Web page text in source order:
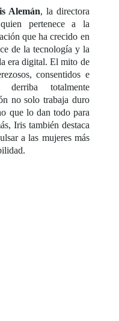
Alemán, la directora
pertenece a la
que ha crecido en
de la tecnología y la
era digital. El mito de
consentidos e
totalmente
no solo trabaja duro
que lo dan todo para
Iris también destaca
a las mujeres más